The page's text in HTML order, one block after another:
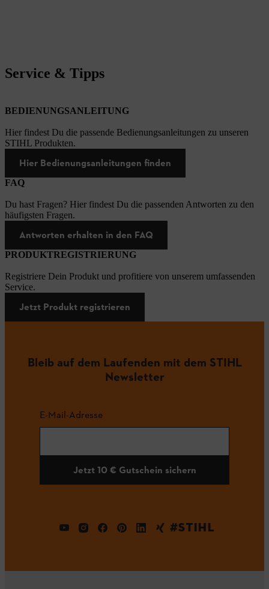
Service & Tipps
BEDIENUNGSANLEITUNG
Hier findest Du die passende Bedienungsanleitungen zu unseren
STIHL Produkten.
Hier Bedienungsanleitungen finden
FAQ
Du hast Fragen? Hier findest Du die passenden Antworten zu den
häufigsten Fragen.
Antworten erhalten in den FAQ
PRODUKTREGISTRIERUNG
Registriere Dein Produkt und profitiere von unserem umfassenden
Service.
Jetzt Produkt registrieren
Bleib auf dem Laufenden mit dem STIHL
Newsletter
E-Mail-Adresse
Jetzt 10 € Gutschein sichern
#STIHL